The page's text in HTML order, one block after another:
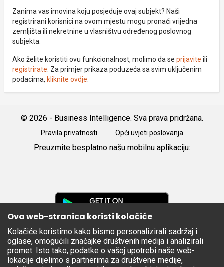
Zanima vas imovina koju posjeduje ovaj subjekt? Naši
registrirani korisnici na ovom mjestu mogu pronaći vrijedna
zemljišta ili nekretnine u vlasništvu određenog poslovnog
subjekta.
Ako želite koristiti ovu funkcionalnost, molimo da se prijavite ili
registrirate . Za primjer prikaza poduzeća sa svim uključenim
podacima, kliknite ovdje
© 2026 - Business Intelligence. Sva prava pridržana.
Pravila privatnosti Opći uvjeti poslovanja
Preuzmite besplatno našu mobilnu aplikaciju:
Apple
Store
Ova web-stranica koristi kolačiće
Kolačiće koristimo kako bismo personalizirali sadržaj i
oglase, omogućili značajke društvenih medija i analizirali
promet. Isto tako, podatke o vašoj upotrebi naše web-
lokacije dijelimo s partnerima za društvene medije,